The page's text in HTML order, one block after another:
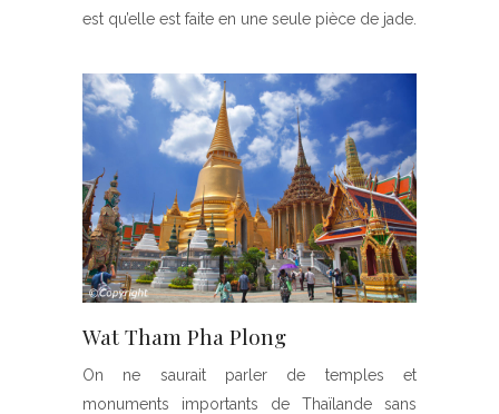
est qu’elle est faite en une seule pièce de jade.
Wat Tham Pha Plong
On ne saurait parler de temples et
monuments importants de Thaïlande sans